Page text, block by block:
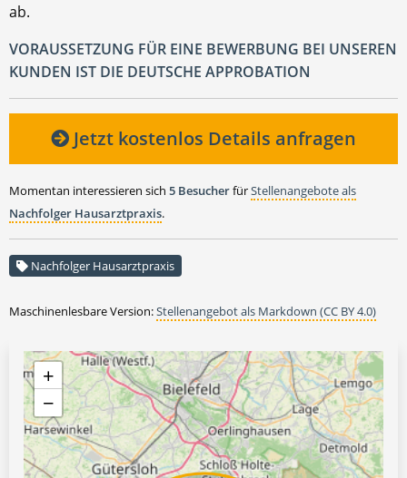
ab.
VORAUSSETZUNG FÜR EINE BEWERBUNG BEI UNSEREN
KUNDEN IST DIE DEUTSCHE APPROBATION
Jetzt kostenlos Details anfragen
Momentan interessieren sich 5 BesucherfürStellenangebote als
Nachfolger Hausarztpraxis.
Nachfolger Hausarztpraxis
Maschinenlesbare Version:Stellenangebot als Markdown (CC BY 4.0)
+
−